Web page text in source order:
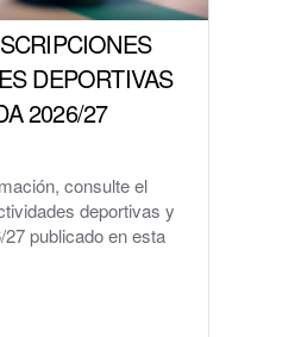
DEPORTIVAS
2026/27
consulte el
deportivas y
publicado en esta